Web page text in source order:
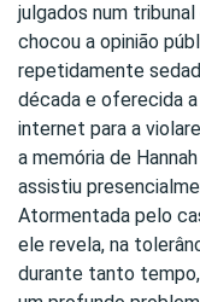
julgados num
chocou a opinião
repetidamente
década e oferecida
internet para a
a memória de
assistiu
Atormentada pelo
ele revela, na
durante tanto